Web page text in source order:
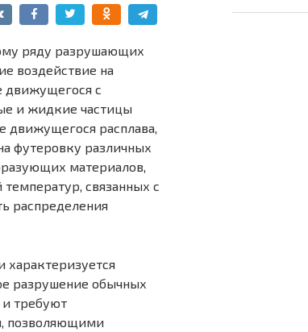
ряду разрушающих
воздействие на
движущегося с
и жидкие частицы
движущегося расплава,
футеровку различных
материалов,
связанных с
распределения
характеризуется
разрушение обычных
и требуют
позволяющими